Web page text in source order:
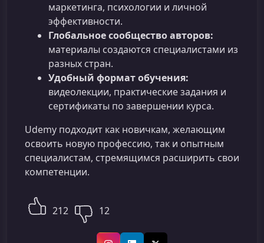
маркетинга, психологии и личной
эффективности.
Глобальное сообщество авторов:
материалы создаются специалистами из
разных стран.
Удобный формат обучения:
видеолекции, практические задания и
сертификаты по завершении курса.
Udemy подходит как новичкам, желающим
освоить новую профессию, так и опытным
специалистам, стремящимся расширить свои
компетенции.
212 12